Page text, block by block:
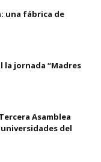
una fábrica de
la jornada “Madres
Asamblea
del